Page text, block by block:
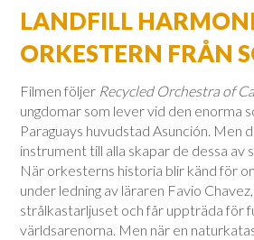
LANDFILL
ORKESTERN FRÅN
Filmen följer Recycled Orchestra of
ungdomar som lever vid den enorma
Paraguays huvudstad Asunción. Men
instrument till alla skapar de dessa av
När orkesterns historia blir känd för
under ledning av läraren Favio
strålkastarljuset och får uppträda för
världsarenorna. Men när en